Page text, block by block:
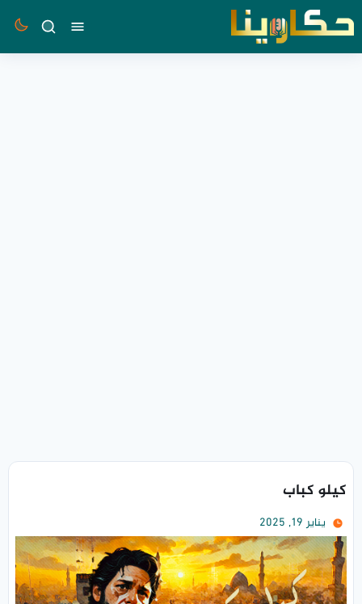
القائمةبحث
كيلو كباب
يناير 19, 2025